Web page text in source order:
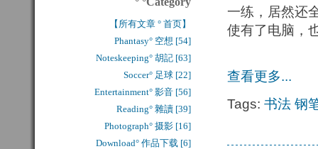
一练，居然还
使有了电脑，
查看更多...
Tags: 书法 钢
【所有文章 ° 首页】
Phantasy° 空想 [54]
Noteskeeping° 胡記 [63]
Soccer° 足球 [22]
Entertainment° 影音 [56]
Reading° 雜讀 [39]
Photograph° 摄影 [16]
Download° 作品下载 [6]